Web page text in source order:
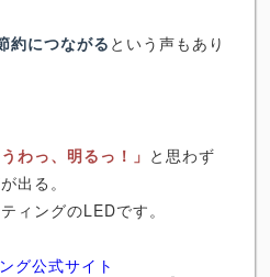
約につながる という声もあり
うわっ、明るっ！」 と思わず
出る。
ィングのLEDです。
グ公式サイト